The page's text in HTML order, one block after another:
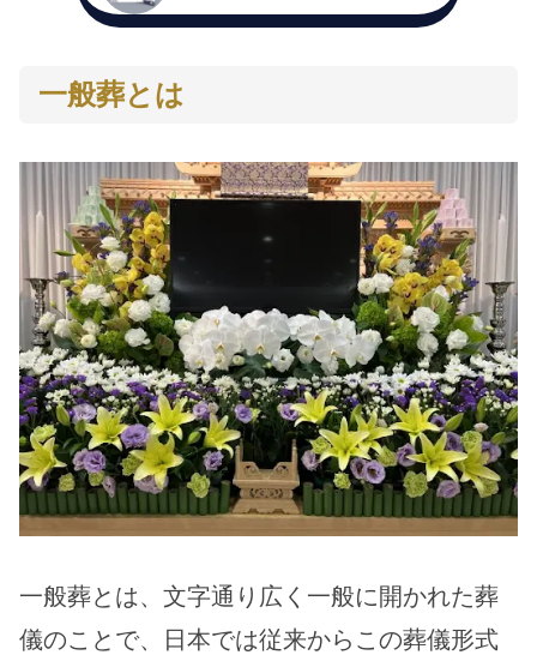
一般葬とは
一般葬とは、文字通り広く一般に開かれた葬
儀のことで、日本では従来からこの葬儀形式